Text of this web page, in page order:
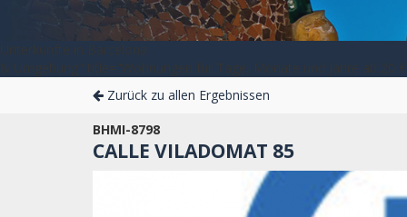
Zurück zu allen Ergebnissen
BHMI-8798
CALLE VILADOMAT 85